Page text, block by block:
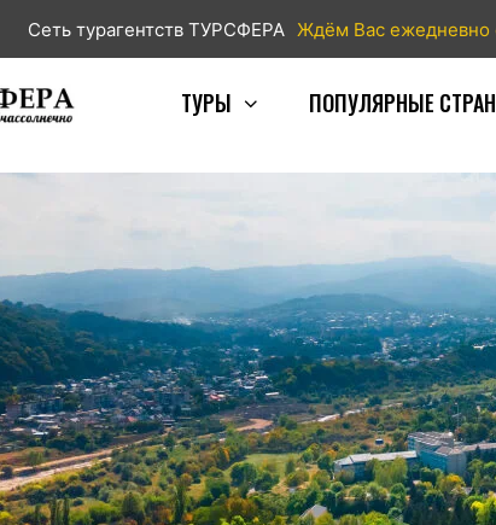
Сеть турагентств ТУРСФЕРА Ждём Вас ежедневно
ТУРЫ ПОПУЛЯРНЫЕ